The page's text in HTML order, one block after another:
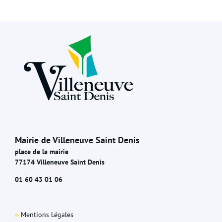
Mairie de Villeneuve Saint Denis
place de la mairie
77174 Villeneuve Saint Denis
01 60 43 01 06
›› Mentions Légales